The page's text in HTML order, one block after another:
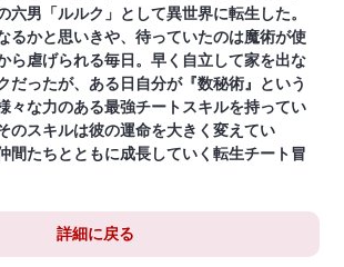
六男「ルルク」として異世界に転生した。
るかと思いきや、待っていたのは魔術が使
ら虐げられる毎日。早く自立して家を出な
だったが、ある日自分が『数秘術』という
々な力のある最強チートスキルを持ってい
のスキルは彼の運命を大きく変えてい
間たちとともに成長していく転生チート冒
詳細に戻る